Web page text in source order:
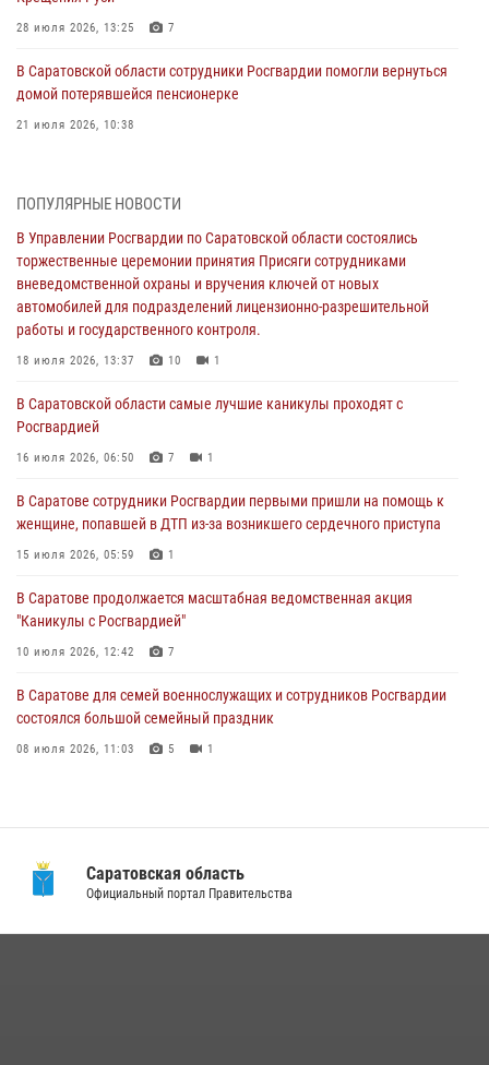
28 июля 2026, 13:25 7
В Саратовской области сотрудники Росгвардии помогли вернуться
домой потерявшейся пенсионерке
21 июля 2026, 10:38
вневедомственной охраны и вручения ключей от новых
автомобилей для подразделений лицензионно-разрешительной
работы и государственного контроля.
18 июля 2026, 13:37 10 1
В Саратовской области самые лучшие каникулы проходят с
Росгвардией
В Саратове сотрудники Росгвардии первыми пришли на помощь к
женщине, попавшей в ДТП из-за возникшего сердечного приступа
В Саратове продолжается масштабная ведомственная акция
"Каникулы с Росгвардией"
В Саратовской области при содействии спецназа Росгвардии
задержан подозреваемый в незаконном обороте наркотиков
ПОПУЛЯРНЫЕ НОВОСТИ
В Управлении Росгвардии по Саратовской области состоялись
торжественные церемонии принятия Присяги сотрудниками
вневедомственной охраны и вручения ключей от новых
автомобилей для подразделений лицензионно-разрешительной
работы и государственного контроля.
18 июля 2026, 13:37 10 1
В Саратовской области самые лучшие каникулы проходят с
Росгвардией
16 июля 2026, 06:50 7 1
В Саратове сотрудники Росгвардии первыми пришли на помощь к
женщине, попавшей в ДТП из-за возникшего сердечного приступа
15 июля 2026, 05:59 1
В Саратове продолжается масштабная ведомственная акция
"Каникулы с Росгвардией"
10 июля 2026, 12:42 7
В Саратове для семей военнослужащих и сотрудников Росгвардии
состоялся большой семейный праздник
08 июля 2026, 11:03 5 1
В Саратовской области сотрудники Росгвардии помогли вернуться
Саратовская область
Официальный портал Правительства